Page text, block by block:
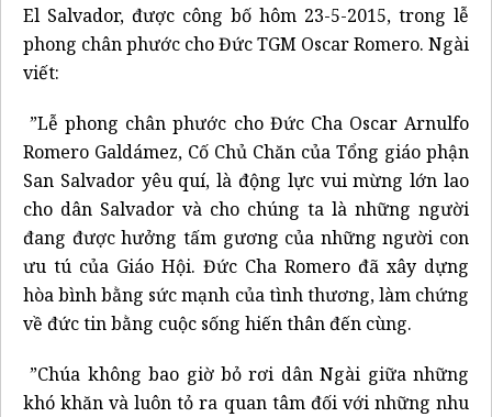
El Salvador, được công bố hôm 23-5-2015, trong lễ
phong chân phước cho Đức TGM Oscar Romero. Ngài
viết:
”Lễ phong chân phước cho Đức Cha Oscar Arnulfo
Romero Galdámez, Cố Chủ Chăn của Tổng giáo phận
San Salvador yêu quí, là động lực vui mừng lớn lao
cho dân Salvador và cho chúng ta là những người
đang được hưởng tấm gương của những người con
ưu tú của Giáo Hội. Đức Cha Romero đã xây dựng
hòa bình bằng sức mạnh của tình thương, làm chứng
về đức tin bằng cuộc sống hiến thân đến cùng.
”Chúa không bao giờ bỏ rơi dân Ngài giữa những
khó khăn và luôn tỏ ra quan tâm đối với những nhu